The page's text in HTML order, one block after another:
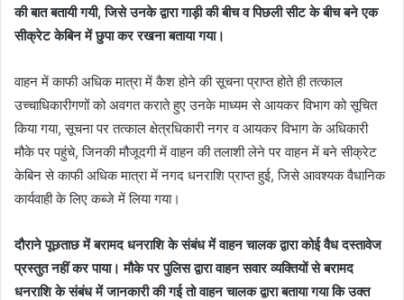
की बात बतायी गयी, जिसे उनके द्वारा गाड़ी की बीच व पिछली सीट के बीच बने एक
सीक्रेट केबिन में छुपा कर रखना बताया गया।
वाहन में काफी अधिक मात्रा में कैश होने की सूचना प्राप्त होते ही तत्काल
उच्चाधिकारीगणों को अवगत कराते हुए उनके माध्यम से आयकर विभाग को सूचित
किया गया, सूचना पर तत्काल क्षेत्रधिकारी नगर व आयकर विभाग के अधिकारी
मौके पर पहुंचे, जिनकी मौजूदगी में वाहन की तलाशी लेने पर वाहन में बने सीक्रेट
केबिन से काफी अधिक मात्रा में नगद धनराशि प्राप्त हुई, जिसे आवश्यक वैधानिक
कार्यवाही के लिए कब्जे में लिया गया।
दौराने पूछताछ में बरामद धनराशि के संबंध में वाहन चालक द्वारा कोई वैध दस्तावेज
प्रस्तुत नहीं कर पाया। मौके पर पुलिस द्वारा वाहन सवार व्यक्तियों से बरामद
धनराशि के संबंध में जानकारी की गई तो वाहन चालक द्वारा बताया गया कि उक्त